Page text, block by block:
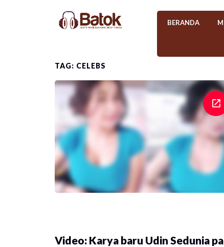
BERANDA
TAG: CELEBS
Video: Karya baru Udin Sedunia